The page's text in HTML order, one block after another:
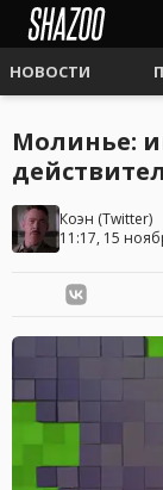
НОВОСТИ
Молинье:
Коэн (Twitter)
11:17, 15